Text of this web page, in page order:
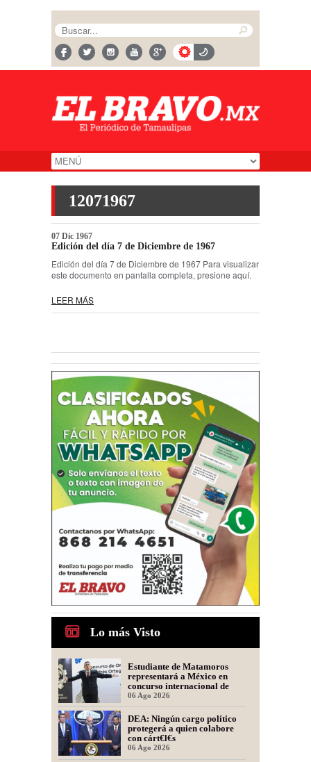
12071967
07 Dic 1967
Edición del día 7 de Diciembre de 1967
Edición del día 7 de Diciembre de 1967 Para visualizar
este documento en pantalla completa, presione aquí.
LEER MÁS
Lo más Visto
Estudiante de Matamoros
representará a México en
concurso internacional de
oratoria en Perú
06 Ago 2026
DEA: Ningún cargo político
protegerá a quien colabore
con cárt€l€s
06 Ago 2026